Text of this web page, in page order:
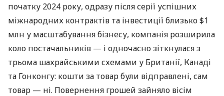
початку 2024 року, одразу після серії успішних
міжнародних контрактів та інвестиції близько $1
млн у масштабування бізнесу, компанія розширила
коло постачальників — і одночасно зіткнулася з
трьома шахрайськими схемами у Британії, Канаді
та Гонконгу: кошти за товар були відправлені, сам
товар — ні. Повернення грошей зайняло вісім